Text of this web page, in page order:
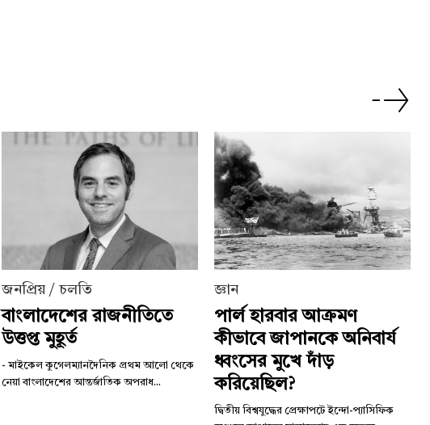
জনপ্রিয় / চলতি
বাংলাদেশের রাজনীতিতে
উত্তপ্ত মুহূর্ত
- মাইকেল কুগেলম্যানদৈনিক প্রথম আলো থেকে
নেয়া বাংলাদেশের আন্তর্জাতিক অপরাধ...
জ্ঞান
পার্ল হারবার আক্রমণ
কীভাবে জাপানকে অনিবার্য
ধ্বংসের মুখে দাঁড়
করিয়েছিল?
দ্বিতীয় বিশ্বযুদ্ধের প্রেক্ষাপটে ইন্দো-প্যাসিফিক